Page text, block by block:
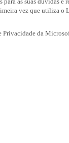
vez que utiliza o
Privacidade da